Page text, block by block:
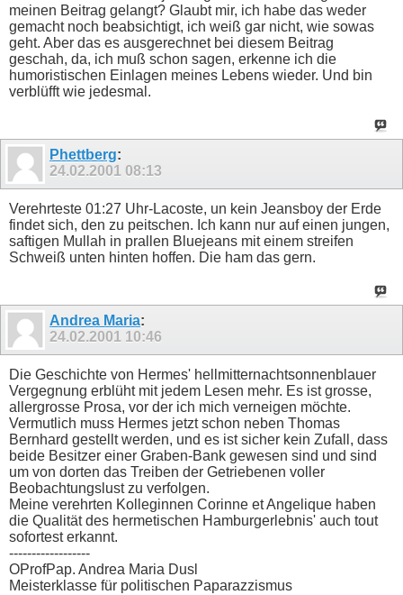
meinen Beitrag gelangt? Glaubt mir, ich habe das weder
gemacht noch beabsichtigt, ich weiß gar nicht, wie sowas
geht. Aber das es ausgerechnet bei diesem Beitrag
geschah, da, ich muß schon sagen, erkenne ich die
humoristischen Einlagen meines Lebens wieder. Und bin
verblüfft wie jedesmal.
Phettberg:
24.02.2001 08:13
Verehrteste 01:27 Uhr-Lacoste, un kein Jeansboy der Erde
findet sich, den zu peitschen. Ich kann nur auf einen jungen,
saftigen Mullah in prallen Bluejeans mit einem streifen
Schweiß unten hinten hoffen. Die ham das gern.
Andrea Maria:
24.02.2001 10:46
Die Geschichte von Hermes' hellmitternachtsonnenblauer
Vergegnung erblüht mit jedem Lesen mehr. Es ist grosse,
allergrosse Prosa, vor der ich mich verneigen möchte.
Vermutlich muss Hermes jetzt schon neben Thomas
Bernhard gestellt werden, und es ist sicher kein Zufall, dass
beide Besitzer einer Graben-Bank gewesen sind und sind
um von dorten das Treiben der Getriebenen voller
Beobachtungslust zu verfolgen.
Meine verehrten Kolleginnen Corinne et Angelique haben
die Qualität des hermetischen Hamburgerlebnis' auch tout
sofortest erkannt.
------------------
OProfPap. Andrea Maria Dusl
Meisterklasse für politischen Paparazzismus